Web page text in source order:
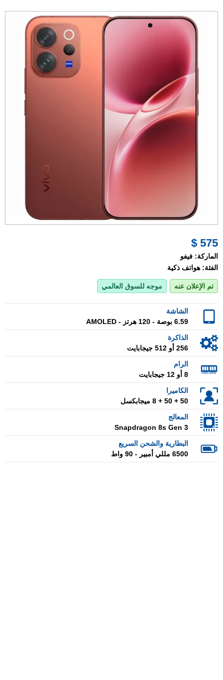
575 $
الماركة: فيفو
الفئة: هواتف ذكية
تم الإعلان عنه موجه للسوق العالمي
الشاشة
6.59 بوصة - 120 هرتز - AMOLED
الذاكرة
256 أو 512 جيجابايت
الرام
8 أو 12 جيجابايت
الكاميرا
50 + 50 + 8 ميجابكسل
المعالج
Snapdragon 8s Gen 3
البطارية والشحن السريع
6500 مللي أمبير - 90 واط